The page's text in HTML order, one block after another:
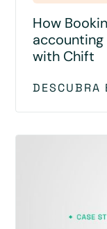
How
with Chift
DESCUBRA